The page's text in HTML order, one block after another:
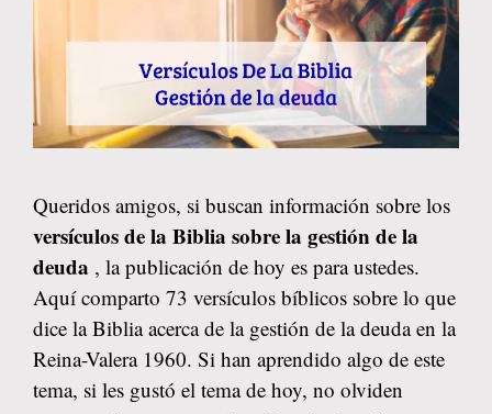
Queridos amigos, si buscan información sobre los
versículos de la Biblia sobre la gestión de la
deuda , la publicación de hoy es para ustedes.
Aquí comparto 73 versículos bíblicos sobre lo que
dice la Biblia acerca de la gestión de la deuda en la
Reina-Valera 1960. Si han aprendido algo de este
tema, si les gustó el tema de hoy, no olviden